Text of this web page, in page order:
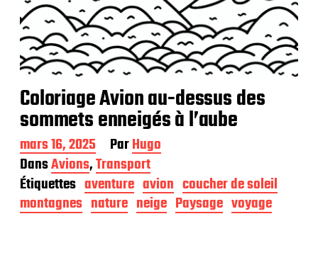
Coloriage Avion au-dessus des
sommets enneigés à l’aube
D
a
t
e
d
e
mars 16, 2025 ParHugo
DansAvions,Transport
Étiquettes aventure avion coucher de soleil
montagnes nature neige Paysage voyage